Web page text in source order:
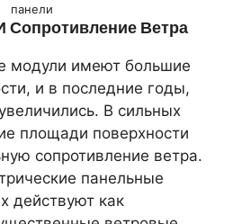
панели
Сопротивление Ветра
модули имеют большие
и в последние годы,
В сильных
площади поверхности
сопротивление ветра.
панельные
действуют как